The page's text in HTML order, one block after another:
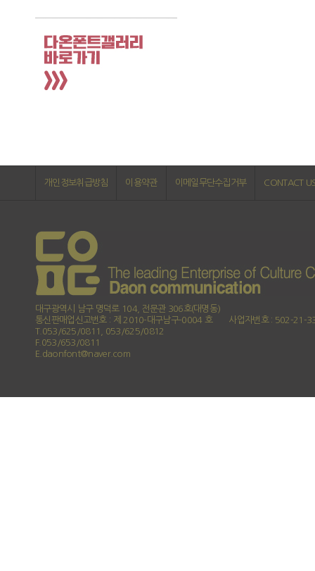
개인정보취급방침 이용약관 이메일무단수집거부 CONTACT
대구광역시 남구 명덕로 104, 전문관 306호(대명동)
통신판매업신고번호 : 제 2010-대구남구-0004 호
사업자번호 : 502-21-
T.053/625/0811, 053/625/0812
F.053/653/0811
E.daonfont@naver.com